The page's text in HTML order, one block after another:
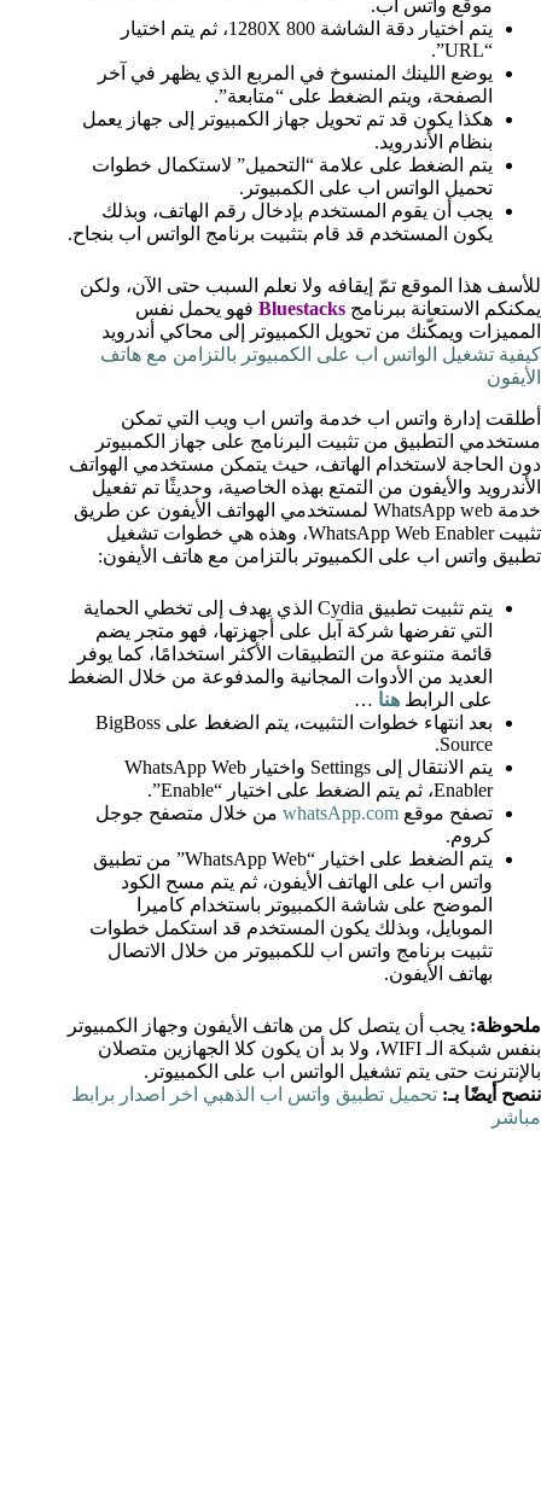
موقع واتس اب.
يتم اختيار دقة الشاشة 1280X 800، ثم يتم اختيار
“URL”.
يوضع اللينك المنسوخ في المربع الذي يظهر في آخر
الصفحة، ويتم الضغط على “متابعة”.
هكذا يكون قد تم تحويل جهاز الكمبيوتر إلى جهاز يعمل
بنظام الأندرويد.
يتم الضغط على علامة “التحميل” لاستكمال خطوات
تحميل الواتس اب على الكمبيوتر.
يجب أن يقوم المستخدم بإدخال رقم الهاتف، وبذلك
يكون المستخدم قد قام بتثبيت برنامج الواتس اب بنجاح.
للأسف هذا الموقع تمّ إيقافه ولا نعلم السبب حتى الآن، ولكن
يمكنكم الاستعانة ببرنامج Bluestacks فهو يحمل نفس
المميزات ويمكّنك من تحويل الكمبيوتر إلى محاكي أندرويد
كيفية تشغيل الواتس اب على الكمبيوتر بالتزامن مع هاتف
الأيفون
أطلقت إدارة واتس اب خدمة واتس اب ويب التي تمكن
مستخدمي التطبيق من تثبيت البرنامج على جهاز الكمبيوتر
دون الحاجة لاستخدام الهاتف، حيث يتمكن مستخدمي الهواتف
الأندرويد والأيفون من التمتع بهذه الخاصية، وحديثًا تم تفعيل
خدمة WhatsApp web لمستخدمي الهواتف الأيفون عن طريق
تثبيت WhatsApp Web Enabler، وهذه هي خطوات تشغيل
تطبيق واتس اب على الكمبيوتر بالتزامن مع هاتف الأيفون:
يتم تثبيت تطبيق Cydia الذي يهدف إلى تخطي الحماية
التي تفرضها شركة آبل على أجهزتها، فهو متجر يضم
قائمة متنوعة من التطبيقات الأكثر استخدامًا، كما يوفر
العديد من الأدوات المجانية والمدفوعة من خلال الضغط
على الرابط هنا …
بعد انتهاء خطوات التثبيت، يتم الضغط على BigBoss
Source.
يتم الانتقال إلى Settings واختيار WhatsApp Web
Enabler، ثم يتم الضغط على اختيار “Enable”.
تصفح موقع whatsApp.com من خلال متصفح جوجل
كروم.
يتم الضغط على اختيار “WhatsApp Web” من تطبيق
واتس اب على الهاتف الأيفون، ثم يتم مسح الكود
الموضح على شاشة الكمبيوتر باستخدام كاميرا
الموبايل، وبذلك يكون المستخدم قد استكمل خطوات
تثبيت برنامج واتس اب للكمبيوتر من خلال الاتصال
بهاتف الأيفون.
ملحوظة: يجب أن يتصل كل من هاتف الأيفون وجهاز الكمبيوتر
بنفس شبكة الـ WIFI، ولا بد أن يكون كلا الجهازين متصلان
بالإنترنت حتى يتم تشغيل الواتس اب على الكمبيوتر.
ننصح أيضًا بـ: تحميل تطبيق واتس اب الذهبي اخر اصدار برابط
مباشر